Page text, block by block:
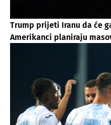
Trump prijeti Iranu da će
Amerikanci planiraju